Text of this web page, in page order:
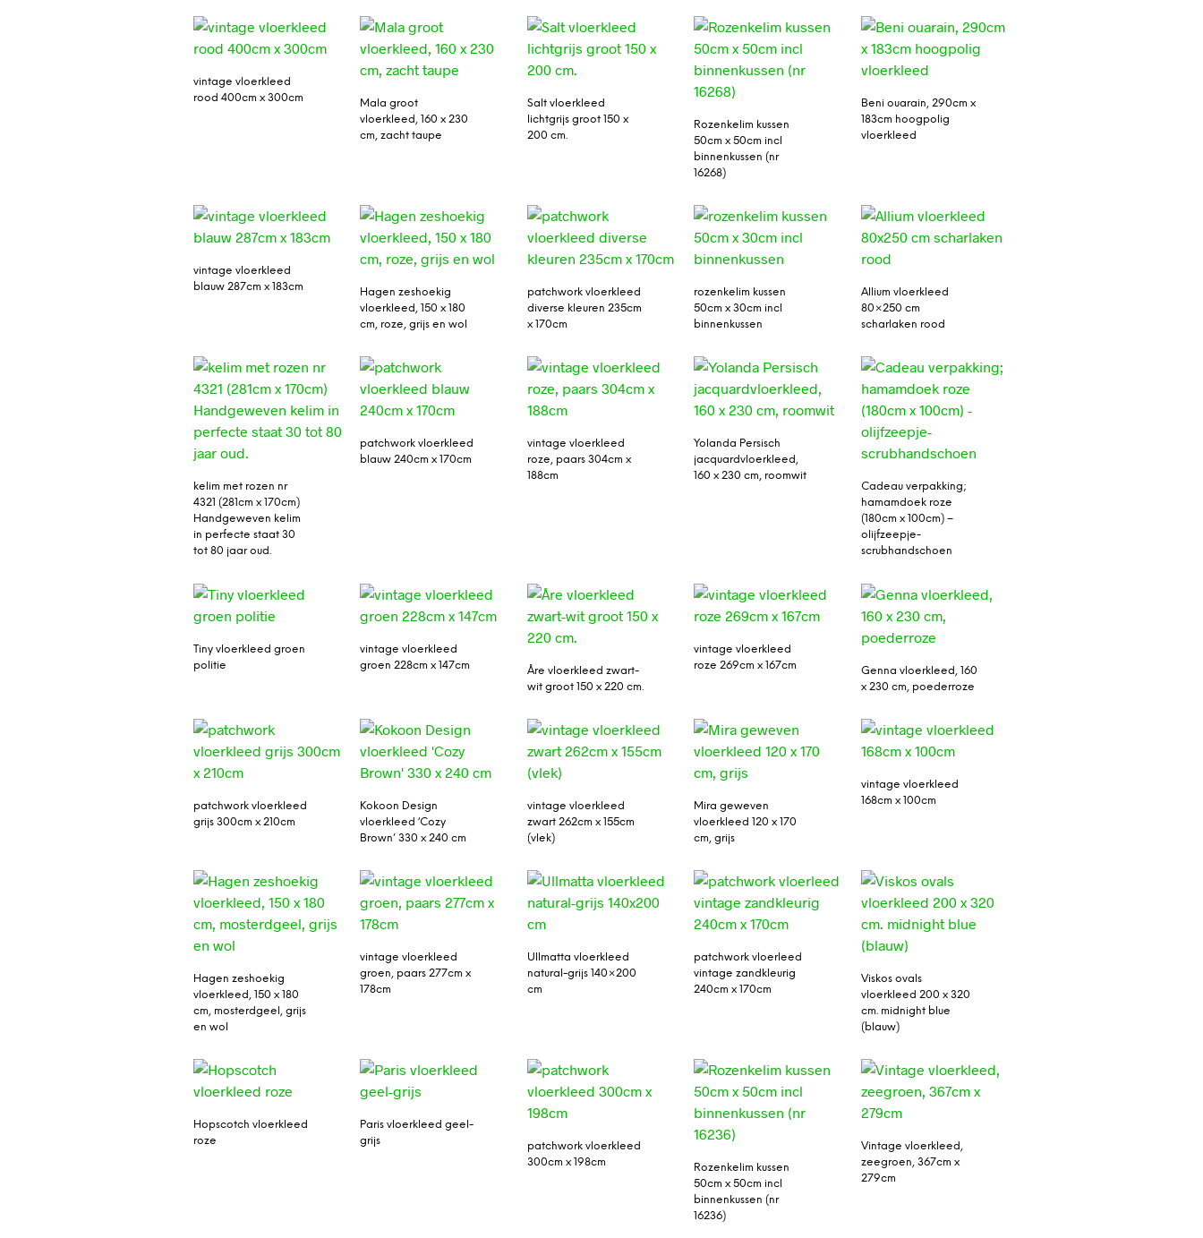
vintage vloerkleed
rood 400cm x 300cm
Mala groot
vloerkleed, 160 x 230
cm, zacht taupe
Salt vloerkleed
lichtgrijs groot 150 x
200 cm.
Rozenkelim kussen
50cm x 50cm incl
binnenkussen (nr
16268)
Beni ouarain, 290cm x
183cm hoogpolig
vloerkleed
vintage vloerkleed
blauw 287cm x 183cm
Hagen zeshoekig
vloerkleed, 150 x 180
cm, roze, grijs en wol
patchwork vloerkleed
diverse kleuren 235cm
x 170cm
rozenkelim kussen
50cm x 30cm incl
binnenkussen
Allium vloerkleed
80×250 cm
scharlaken rood
kelim met rozen nr
4321 (281cm x 170cm)
Handgeweven kelim
in perfecte staat 30
tot 80 jaar oud.
patchwork vloerkleed
blauw 240cm x 170cm
vintage vloerkleed
roze, paars 304cm x
188cm
Yolanda Persisch
jacquardvloerkleed,
160 x 230 cm, roomwit
Cadeau verpakking;
hamamdoek roze
(180cm x 100cm) –
olijfzeepje-
scrubhandschoen
Tiny vloerkleed groen
politie
vintage vloerkleed
groen 228cm x 147cm
Åre vloerkleed zwart-
wit groot 150 x 220 cm.
vintage vloerkleed
roze 269cm x 167cm
Genna vloerkleed, 160
x 230 cm, poederroze
patchwork vloerkleed
grijs 300cm x 210cm
Kokoon Design
vloerkleed ‘Cozy
Brown’ 330 x 240 cm
vintage vloerkleed
zwart 262cm x 155cm
(vlek)
Mira geweven
vloerkleed 120 x 170
cm, grijs
vintage vloerkleed
168cm x 100cm
Hagen zeshoekig
vloerkleed, 150 x 180
cm, mosterdgeel, grijs
en wol
vintage vloerkleed
groen, paars 277cm x
178cm
Ullmatta vloerkleed
natural-grijs 140×200
cm
patchwork vloerleed
vintage zandkleurig
240cm x 170cm
Viskos ovals
vloerkleed 200 x 320
cm. midnight blue
(blauw)
Hopscotch vloerkleed
roze
Paris vloerkleed geel-
grijs
patchwork vloerkleed
300cm x 198cm
Rozenkelim kussen
50cm x 50cm incl
binnenkussen (nr
16236)
Vintage vloerkleed,
zeegroen, 367cm x
279cm